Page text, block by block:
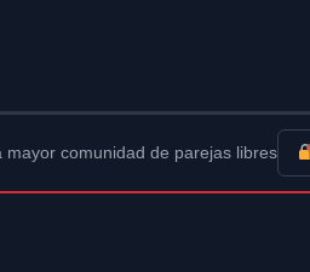
mayor comunidad de parejas libres